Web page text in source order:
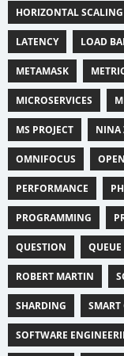
HORIZONTAL SCALING
LATENCY LOAD
METAMASK
MICROSERVICES
MS PROJECT NINA
OMNIFOCUS
PERFORMANCE
PROGRAMMING
QUESTION QUEUE
ROBERT MARTIN
SHARDING SMART
SOFTWARE